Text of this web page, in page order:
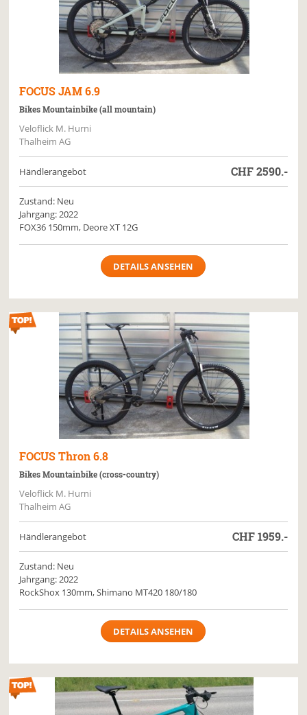
FOCUS JAM 6.9
Bikes Mountainbike (all mountain)
Veloflick M. Hurni
Thalheim AG
Händlerangebot CHF2590.-
Zustand: Neu
Jahrgang: 2022
FOX36 150mm, Deore XT 12G
DETAILS ANSEHEN
FOCUS Thron 6.8
Bikes Mountainbike (cross-country)
Veloflick M. Hurni
Thalheim AG
Händlerangebot CHF1959.-
Zustand: Neu
Jahrgang: 2022
RockShox 130mm, Shimano MT420 180/180
DETAILS ANSEHEN